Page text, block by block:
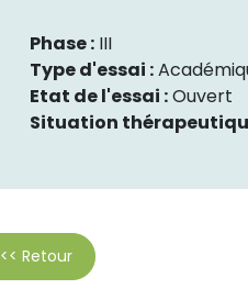
Phase : III
Type d'essai :
Etat de l'essai :Ouvert
Situation
<< Retour